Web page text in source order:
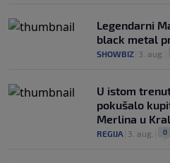
Legendarni
black metal
SHOWBIZ 3. aug.
U istom
pokušalo
Merlina u
REGIJA 3. aug. 0